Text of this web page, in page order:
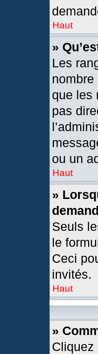
Haut
»
Les
que les
pas
ou un
Haut
»
Seuls
le
Ceci
invités.
Haut
»
Cliquez